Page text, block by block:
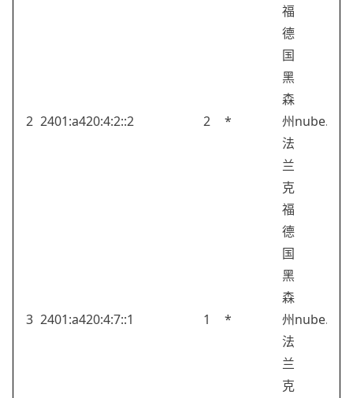
福
2 2401:a420:4:2::2 2 *
德
国
黑
森
州
法
兰
克
福
nube.sh
3 2401:a420:4:7::1 1 *
德
国
黑
森
州
法
兰
克
nube.sh